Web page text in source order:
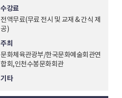
수강료
전액무료(무료 전시 및 교재 & 간식 제
공)
주최
문화체육관광부/한국문화예술회관연
합회,인천수봉문화회관
기타